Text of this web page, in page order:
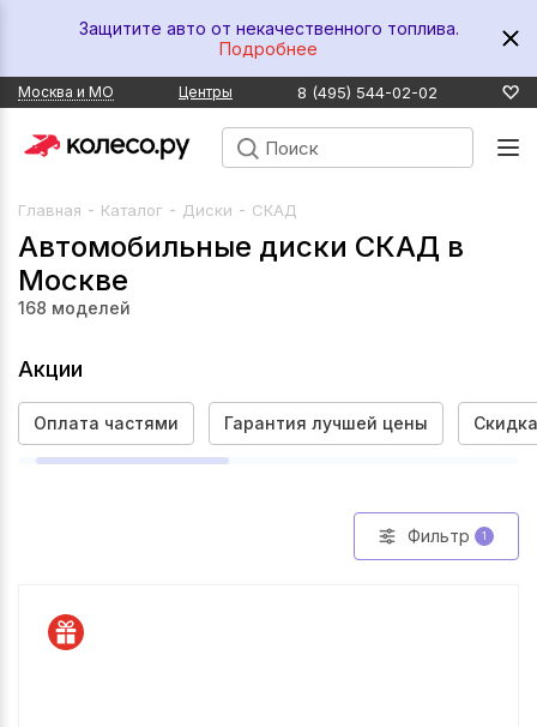
Защитите авто от некачественного топлива.
Подробнее
Москва и МО Центры 8 (495) 544-02-02
Главная - Каталог - Диски - СКАД
Автомобильные диски СКАД в
Москве
168 моделей
Акции
Оплата частями Гарантия лучшей цены
Фильтр 1